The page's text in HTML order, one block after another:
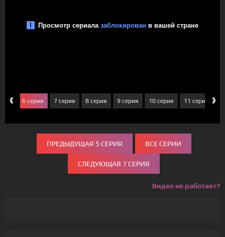
‹ 6 серия 7 серия 8 серия 9 серия 10 серия 11 серия ›
ПРЕДЫДУЩАЯ 5 СЕРИЯ ВСЕ СЕРИИ
СЛЕДУЮЩАЯ 7 СЕРИЯ
Видео не работает?